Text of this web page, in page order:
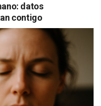
datos
contigo